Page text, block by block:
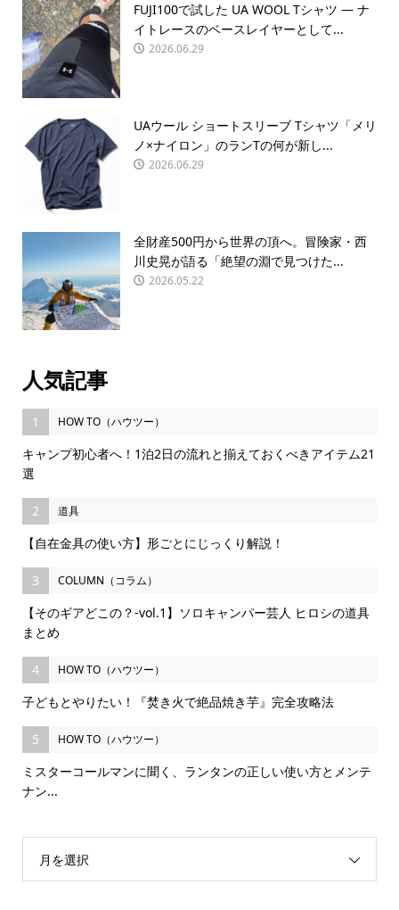
FUJI100で試した UA WOOL Tシャツ — ナ
イトレースのベースレイヤーとして...
2026.06.29
UAウール ショートスリーブ Tシャツ「メリ
ノ×ナイロン」のランTの何が新し...
2026.06.29
全財産500円から世界の頂へ。冒険家・西
川史晃が語る「絶望の淵で見つけた...
2026.05.22
人気記事
1 HOW TO（ハウツー）
キャンプ初心者へ！1泊2日の流れと揃えておくべきアイテム21
選
2 道具
【自在金具の使い方】形ごとにじっくり解説！
3 COLUMN（コラム）
【そのギアどこの？-vol.1】ソロキャンパー芸人 ヒロシの道具
まとめ
4 HOW TO（ハウツー）
子どもとやりたい！『焚き火で絶品焼き芋』完全攻略法
5 HOW TO（ハウツー）
ミスターコールマンに聞く、ランタンの正しい使い方とメンテ
ナン...
月を選択